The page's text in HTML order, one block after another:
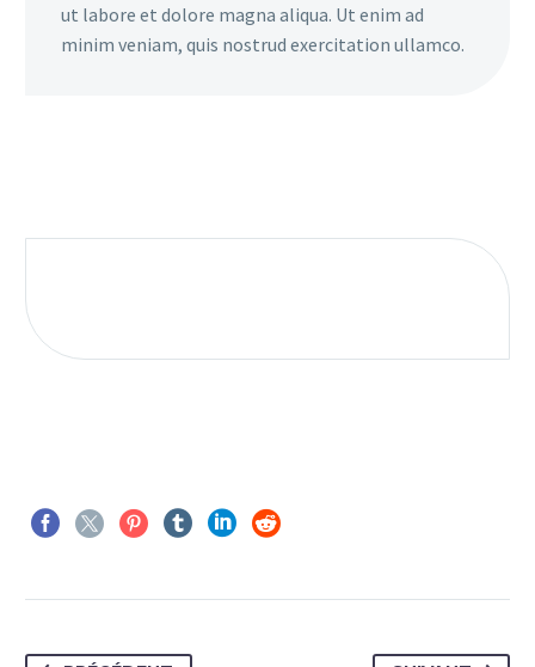
ut labore et dolore magna aliqua. Ut enim ad
minim veniam, quis nostrud exercitation ullamco.